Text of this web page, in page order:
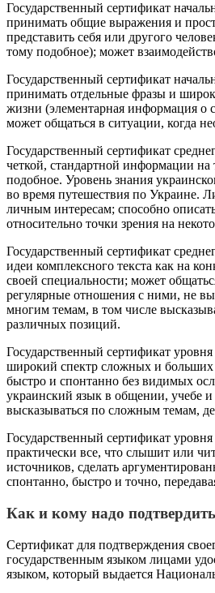
Государственный сертификат
принимать общие выражения и
представить себя или другого
тому подобное); может
Государственный сертификат
принимать отдельные фразы и
жизни (элементарная информация о
может общаться в ситуации, когда
Государственный сертификат
четкой, стандартной информации на
подобное. Уровень знания
во время путешествия по Украине.
личным интересам; способно
относительно точки зрения на
Государственный сертификат
идеи комплексного текста как на
своей специальности; может
регулярные отношения с ними, не
многим темам, в том числе
различных позиций.
Государственный сертификат
широкий спектр сложных и больших
быстро и спонтанно без видимых
украинский язык в общении, учебе
высказываться по сложным темам,
Государственный сертификат
практически все, что слышит или
источников, сделать
спонтанно, быстро и точно,
Как и кому надо
Сертификат для подтверждения
государственным языком лицами
языком, который выдается